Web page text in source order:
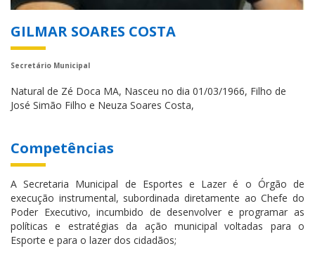
GILMAR SOARES COSTA
Secretário Municipal
Natural de Zé Doca MA, Nasceu no dia 01/03/1966, Filho de
José Simão Filho e Neuza Soares Costa,
Competências
A Secretaria Municipal de Esportes e Lazer é o Órgão de
execução instrumental, subordinada diretamente ao Chefe do
Poder Executivo, incumbido de desenvolver e programar as
políticas e estratégias da ação municipal voltadas para o
Esporte e para o lazer dos cidadãos;